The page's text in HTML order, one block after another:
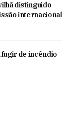
distinguido
internacional
de incêndio